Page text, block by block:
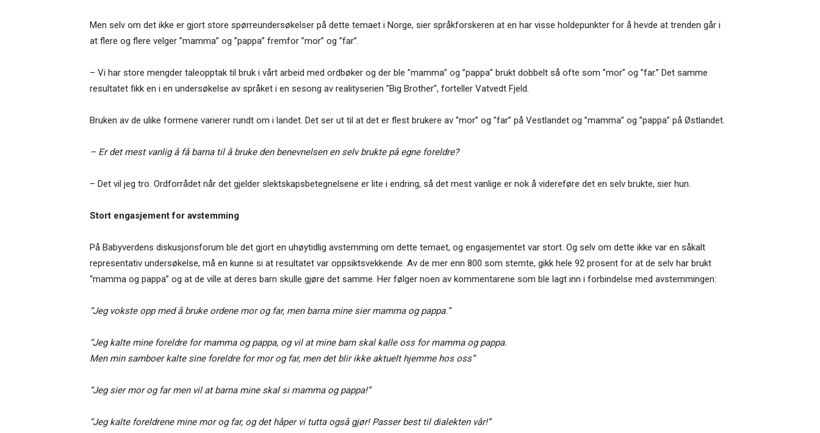
Men selv om det ikke er gjort store spørreundersøkelser på dette temaet i Norge, sier språkforskeren at en har visse holdepunkter for å hevde at trenden går i
at flere og flere velger ”mamma” og ”pappa” fremfor ”mor” og ”far”.
– Vi har store mengder taleopptak til bruk i vårt arbeid med ordbøker og der ble ”mamma” og ”pappa” brukt dobbelt så ofte som ”mor” og ”far.” Det samme
resultatet fikk en i en undersøkelse av språket i en sesong av realityserien ”Big Brother”, forteller Vatvedt Fjeld.
Bruken av de ulike formene varierer rundt om i landet. Det ser ut til at det er flest brukere av ”mor” og ”far” på Vestlandet og ”mamma” og ”pappa” på Østlandet.
– Er det mest vanlig å få barna til å bruke den benevnelsen en selv brukte på egne foreldre?
– Det vil jeg tro. Ordforrådet når det gjelder slektskapsbetegnelsene er lite i endring, så det mest vanlige er nok å videreføre det en selv brukte, sier hun.
Stort engasjement for avstemming
På Babyverdens diskusjonsforum ble det gjort en uhøytidlig avstemming om dette temaet, og engasjementet var stort. Og selv om dette ikke var en såkalt
representativ undersøkelse, må en kunne si at resultatet var oppsiktsvekkende. Av de mer enn 800 som stemte, gikk hele 92 prosent for at de selv har brukt
“mamma og pappa” og at de ville at deres barn skulle gjøre det samme. Her følger noen av kommentarene som ble lagt inn i forbindelse med avstemmingen:
“Jeg vokste opp med å bruke ordene mor og far, men barna mine sier mamma og pappa.”
“Jeg kalte mine foreldre for mamma og pappa, og vil at mine barn skal kalle oss for mamma og pappa.
Men min samboer kalte sine foreldre for mor og far, men det blir ikke aktuelt hjemme hos oss”
“Jeg sier mor og far men vil at barna mine skal si mamma og pappa!”
“Jeg kalte foreldrene mine mor og far, og det håper vi tutta også gjør! Passer best til dialekten vår!”